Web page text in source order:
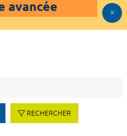
avancée
RECHERCHER